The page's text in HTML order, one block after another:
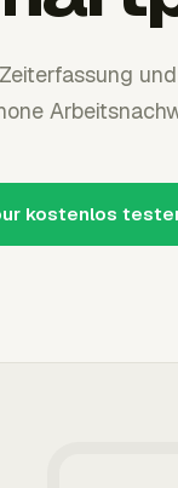
kostenlos